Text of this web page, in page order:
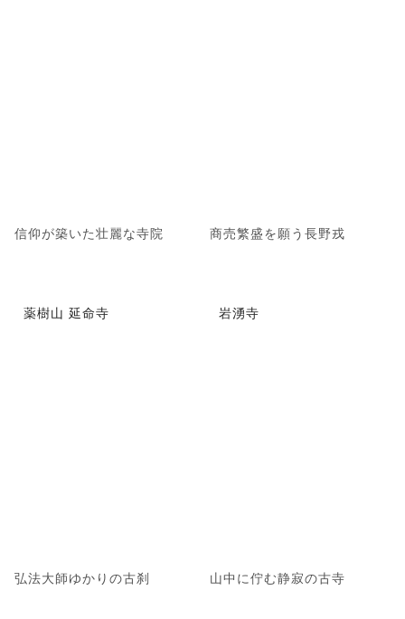
信仰が築いた壮麗な寺院 商売繁盛を願う長野戎
薬樹山 延命寺
弘法大師ゆかりの古刹
岩湧寺
山中に佇む静寂の古寺